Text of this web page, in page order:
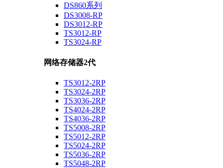
DS860系列
DS3008-RP
DS3012-RP
TS3012-RP
TS3024-RP
网络存储器2代
TS3012-2RP
TS3024-2RP
TS3036-2RP
TS4024-2RP
TS4036-2RP
TS5008-2RP
TS5012-2RP
TS5024-2RP
TS5036-2RP
TS5048-2RP